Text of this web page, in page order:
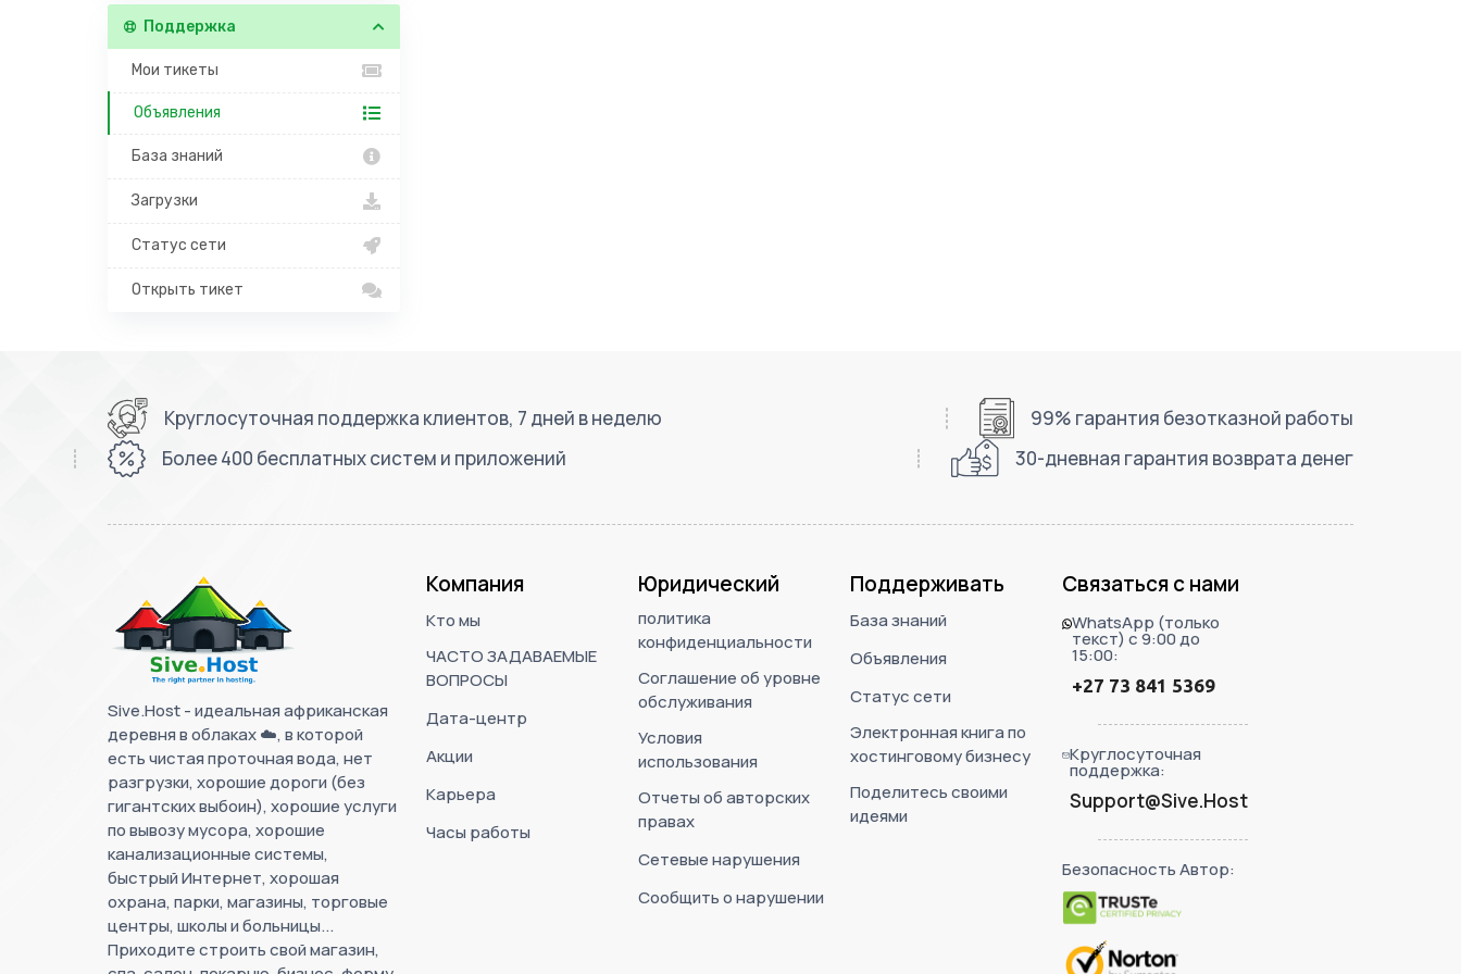
Поддержка
Мои тикеты
Объявления
База знаний
Загрузки
Статус сети
Открыть тикет
Круглосуточная поддержка клиентов, 7 дней в неделю
99% гарантия безотказной работы
Более 400 бесплатных систем и приложений
30-дневная гарантия возврата денег
Sive.Host - идеальная африканская
деревня в облаках ☁️, в которой
есть чистая проточная вода, нет
разгрузки, хорошие дороги (без
гигантских выбоин), хорошие услуги
по вывозу мусора, хорошие
канализационные системы,
быстрый Интернет, хорошая
охрана, парки, магазины, торговые
центры, школы и больницы...
Приходите строить свой магазин,
Компания
Кто мы
ЧАСТО ЗАДАВАЕМЫЕ
ВОПРОСЫ
Дата-центр
Акции
Карьера
Часы работы
Юридический
политика
конфиденциальности
Соглашение об уровне
обслуживания
Условия
использования
Отчеты об авторских
правах
Сетевые нарушения
Сообщить о нарушении
Поддерживать
База знаний
Объявления
Статус сети
Электронная книга по
хостинговому бизнесу
Поделитесь своими
идеями
Связаться с нами
WhatsApp (только
текст) с 9:00 до
15:00:
+27 73 841 5369
Круглосуточная
поддержка:
Support@Sive.Host
Безопасность Автор: